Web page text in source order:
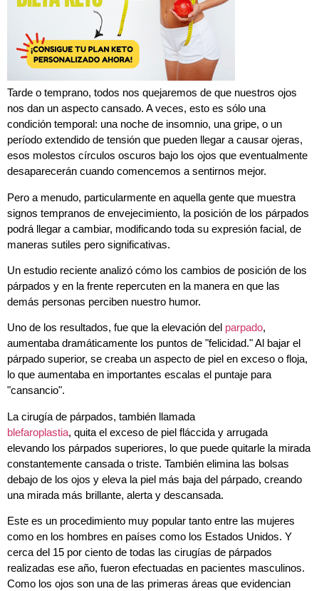
Tarde o temprano, todos nos quejaremos de que nuestros ojos
nos dan un aspecto cansado. A veces, esto es sólo una
condición temporal: una noche de insomnio, una gripe, o un
período extendido de tensión que pueden llegar a causar ojeras,
esos molestos círculos oscuros bajo los ojos que eventualmente
desaparecerán cuando comencemos a sentirnos mejor.
Pero a menudo, particularmente en aquella gente que muestra
signos tempranos de envejecimiento, la posición de los párpados
podrá llegar a cambiar, modificando toda su expresión facial, de
maneras sutiles pero significativas.
Un estudio reciente analizó cómo los cambios de posición de los
párpados y en la frente repercuten en la manera en que las
demás personas perciben nuestro humor.
Uno de los resultados, fue que la elevación del parpado,
aumentaba dramáticamente los puntos de "felicidad." Al bajar el
párpado superior, se creaba un aspecto de piel en exceso o floja,
lo que aumentaba en importantes escalas el puntaje para
"cansancio".
La cirugía de párpados, también llamada
blefaroplastia, quita el exceso de piel fláccida y arrugada
elevando los párpados superiores, lo que puede quitarle la mirada
constantemente cansada o triste. También elimina las bolsas
debajo de los ojos y eleva la piel más baja del párpado, creando
una mirada más brillante, alerta y descansada.
Este es un procedimiento muy popular tanto entre las mujeres
como en los hombres en países como los Estados Unidos. Y
cerca del 15 por ciento de todas las cirugías de párpados
realizadas ese año, fueron efectuadas en pacientes masculinos.
Como los ojos son una de las primeras áreas que evidencian